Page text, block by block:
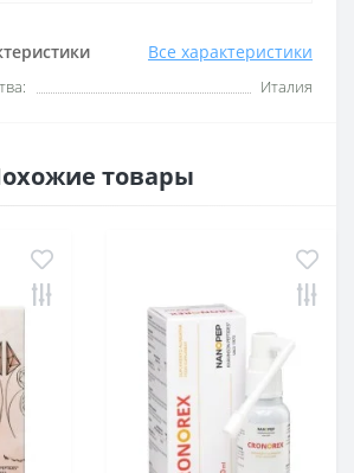
Все характеристики
Италия
товары